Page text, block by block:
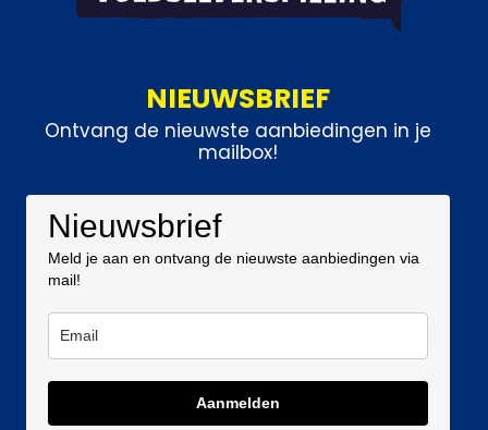
NIEUWSBRIEF
Ontvang de nieuwste aanbiedingen in je
mailbox!
Nieuwsbrief
Meld je aan en ontvang de nieuwste aanbiedingen via
mail!
Aanmelden